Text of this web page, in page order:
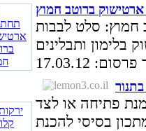
ברוטב חמוץ
חמוץ: סלט לבבות
17.03.12
פתיחה או לצד
בסיסי להכנת